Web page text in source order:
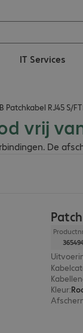
IT Services
Patchkabel RJ45 S/
vrij
De
Kleur: